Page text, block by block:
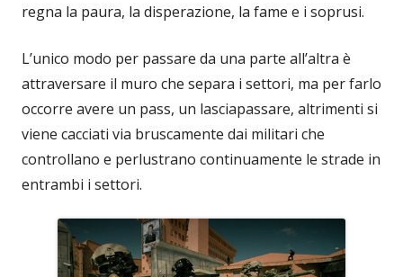
regna la paura, la disperazione, la fame e i soprusi.
L’unico modo per passare da una parte all’altra è
attraversare il muro che separa i settori, ma per farlo
occorre avere un pass, un lasciapassare, altrimenti si
viene cacciati via bruscamente dai militari che
controllano e perlustrano continuamente le strade in
entrambi i settori.